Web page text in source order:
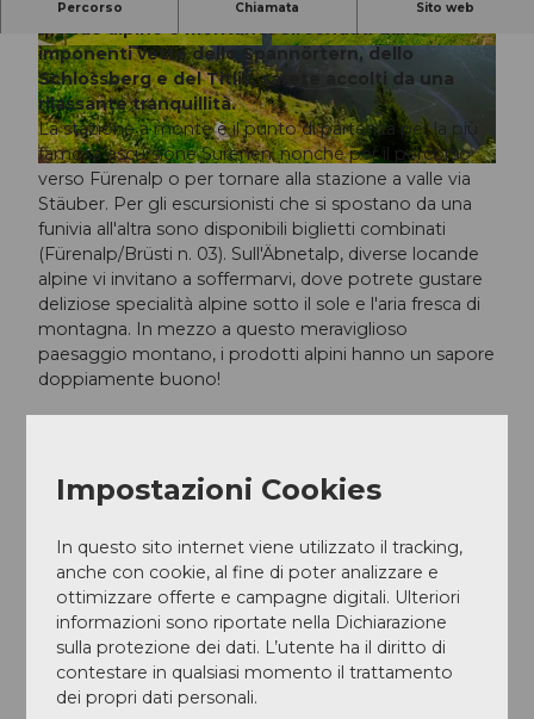
© A. Sanchez, Angel Sanchez
© A. Sanchez, Angel Sanchez © A. Sanchez, Angel Sanchez
Percorso Chiamata Sito web
mondo alpino e montano. Circondati dalle
imponenti vette dello Spannörtern, dello
Schlossberg e del Titlis, sarete accolti da una
rilassante tranquillità.
La stazione a monte è il punto di partenza per la più
famosa escursione Surenen, nonché per il percorso
verso Fürenalp o per tornare alla stazione a valle via
Stäuber. Per gli escursionisti che si spostano da una
funivia all'altra sono disponibili biglietti combinati
(Fürenalp/Brüsti n. 03). Sull'Äbnetalp, diverse locande
alpine vi invitano a soffermarvi, dove potrete gustare
deliziose specialità alpine sotto il sole e l'aria fresca di
montagna. In mezzo a questo meraviglioso
paesaggio montano, i prodotti alpini hanno un sapore
doppiamente buono!
alpina (maggio-settembre).
Buono a sapersi
Avviso importante
La funivia è in funzione durante la stagione alpina
Impostazioni Cookies
In questo sito internet viene utilizzato il tracking,
anche con cookie, al fine di poter analizzare e
ottimizzare offerte e campagne digitali. Ulteriori
informazioni sono riportate nella Dichiarazione
sulla protezione dei dati. L’utente ha il diritto di
contestare in qualsiasi momento il trattamento
dei propri dati personali.